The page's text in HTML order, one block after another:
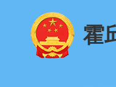
霍